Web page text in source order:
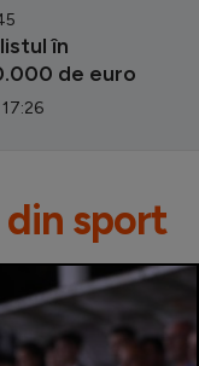
în
de euro
sport